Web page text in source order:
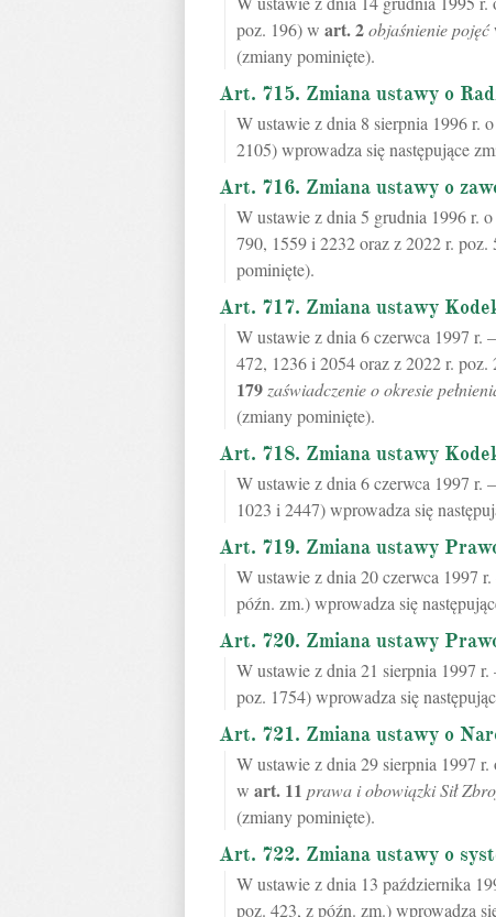
poz. 196) w art.2objaśnienie pojęć
(zmiany pominięte).
Art. 715. Zmiana ustawy o
W ustawie z dnia 8 sierpnia 1996 r.
2105) wprowadza się następujące
Art. 716. Zmiana ustawy o
W ustawie z dnia 5 grudnia 1996 r.
790, 1559 i 2232 oraz z 2022 r.
pominięte).
Art. 717. Zmiana ustawy
W ustawie z dnia 6 czerwca 1997
472, 1236 i 2054 oraz z 2022 r. poz.
179 zaświadczenie o okresie
(zmiany pominięte).
Art. 718. Zmiana ustawy
W ustawie z dnia 6 czerwca 1997 r.
1023 i 2447) wprowadza się
Art. 719. Zmiana ustawy
W ustawie z dnia 20 czerwca 1997
późn. zm.) wprowadza się
Art. 720. Zmiana ustawy
W ustawie z dnia 21 sierpnia 1997
poz. 1754) wprowadza się
Art. 721. Zmiana ustawy o
W ustawie z dnia 29 sierpnia 1997
w art. 11 prawa i obowiązki Sił
(zmiany pominięte).
Art. 722. Zmiana ustawy o
W ustawie z dnia 13 października
poz. 423, z późn. zm.) wprowadza